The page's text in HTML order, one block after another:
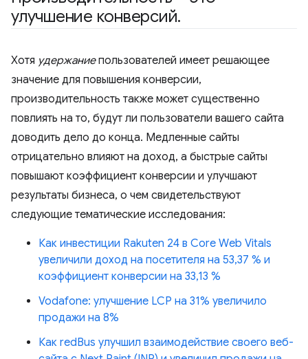
улучшение конверсий.
Хотя удержаниепользователей имеет решающее
значение для повышения конверсии,
производительность также может существенно
повлиять на то, будут ли пользователи вашего сайта
доводить дело до конца. Медленные сайты
отрицательно влияют на доход, а быстрые сайты
повышают коэффициент конверсии и улучшают
результаты бизнеса, о чем свидетельствуют
следующие тематические исследования:
Как инвестиции Rakuten 24 в Core Web Vitals
увеличили доход на посетителя на 53,37 % и
коэффициент конверсии на 33,13 %
Vodafone: улучшение LCP на 31% увеличило
продажи на 8%
Как redBus улучшил взаимодействие своего веб-